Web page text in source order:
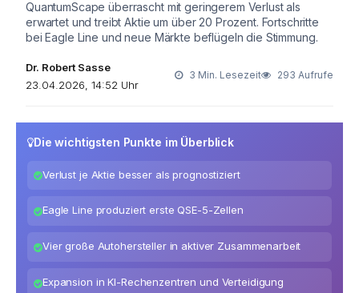
QuantumScape überrascht mit geringerem Verlust als
erwartet und treibt Aktie um über 20 Prozent. Fortschritte
bei Eagle Line und neue Märkte beflügeln die Stimmung.
Dr. Robert Sasse
23.04.2026, 14:52 Uhr
3 Min. Lesezeit 293 Aufrufe
Die wichtigsten Punkte im Überblick
Verlust je Aktie besser als prognostiziert
Eagle Line produziert erste QSE-5-Zellen
Vier große Autohersteller in aktiver Zusammenarbeit
Expansion in KI-Rechenzentren und Verteidigung